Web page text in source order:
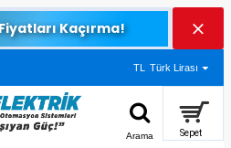
Kaçırma!
TL Türk Lirası